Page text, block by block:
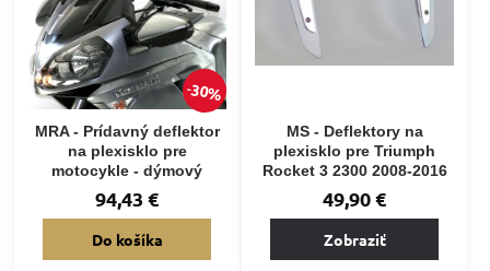
30%
MRA - Prídavný deflektor
na plexisklo pre
motocykle - dýmový
94,43 €
Do košíka
MS - Deflektory na
plexisklo pre Triumph
Rocket 3 2300 2008-2016
49,90 €
Zobraziť